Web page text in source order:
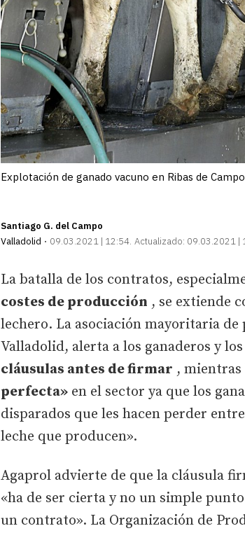
Explotación de ganado vacuno en Ribas de
Santiago G. del Campo
Valladolid
09.03.2021 | 12:54 Actualizado: 09.03.2021 |
La batalla de los contratos,
costes de producción , se extiende
lechero. La asociación mayoritaria
Valladolid, alerta a los ganaderos y los
cláusulas antes de firmar , mientras
perfecta» en el sector ya que los
disparados que les hacen perder
leche que producen».
Agaprol advierte de que la cláusula
«ha de ser cierta y no un simple
un contrato». La Organización de